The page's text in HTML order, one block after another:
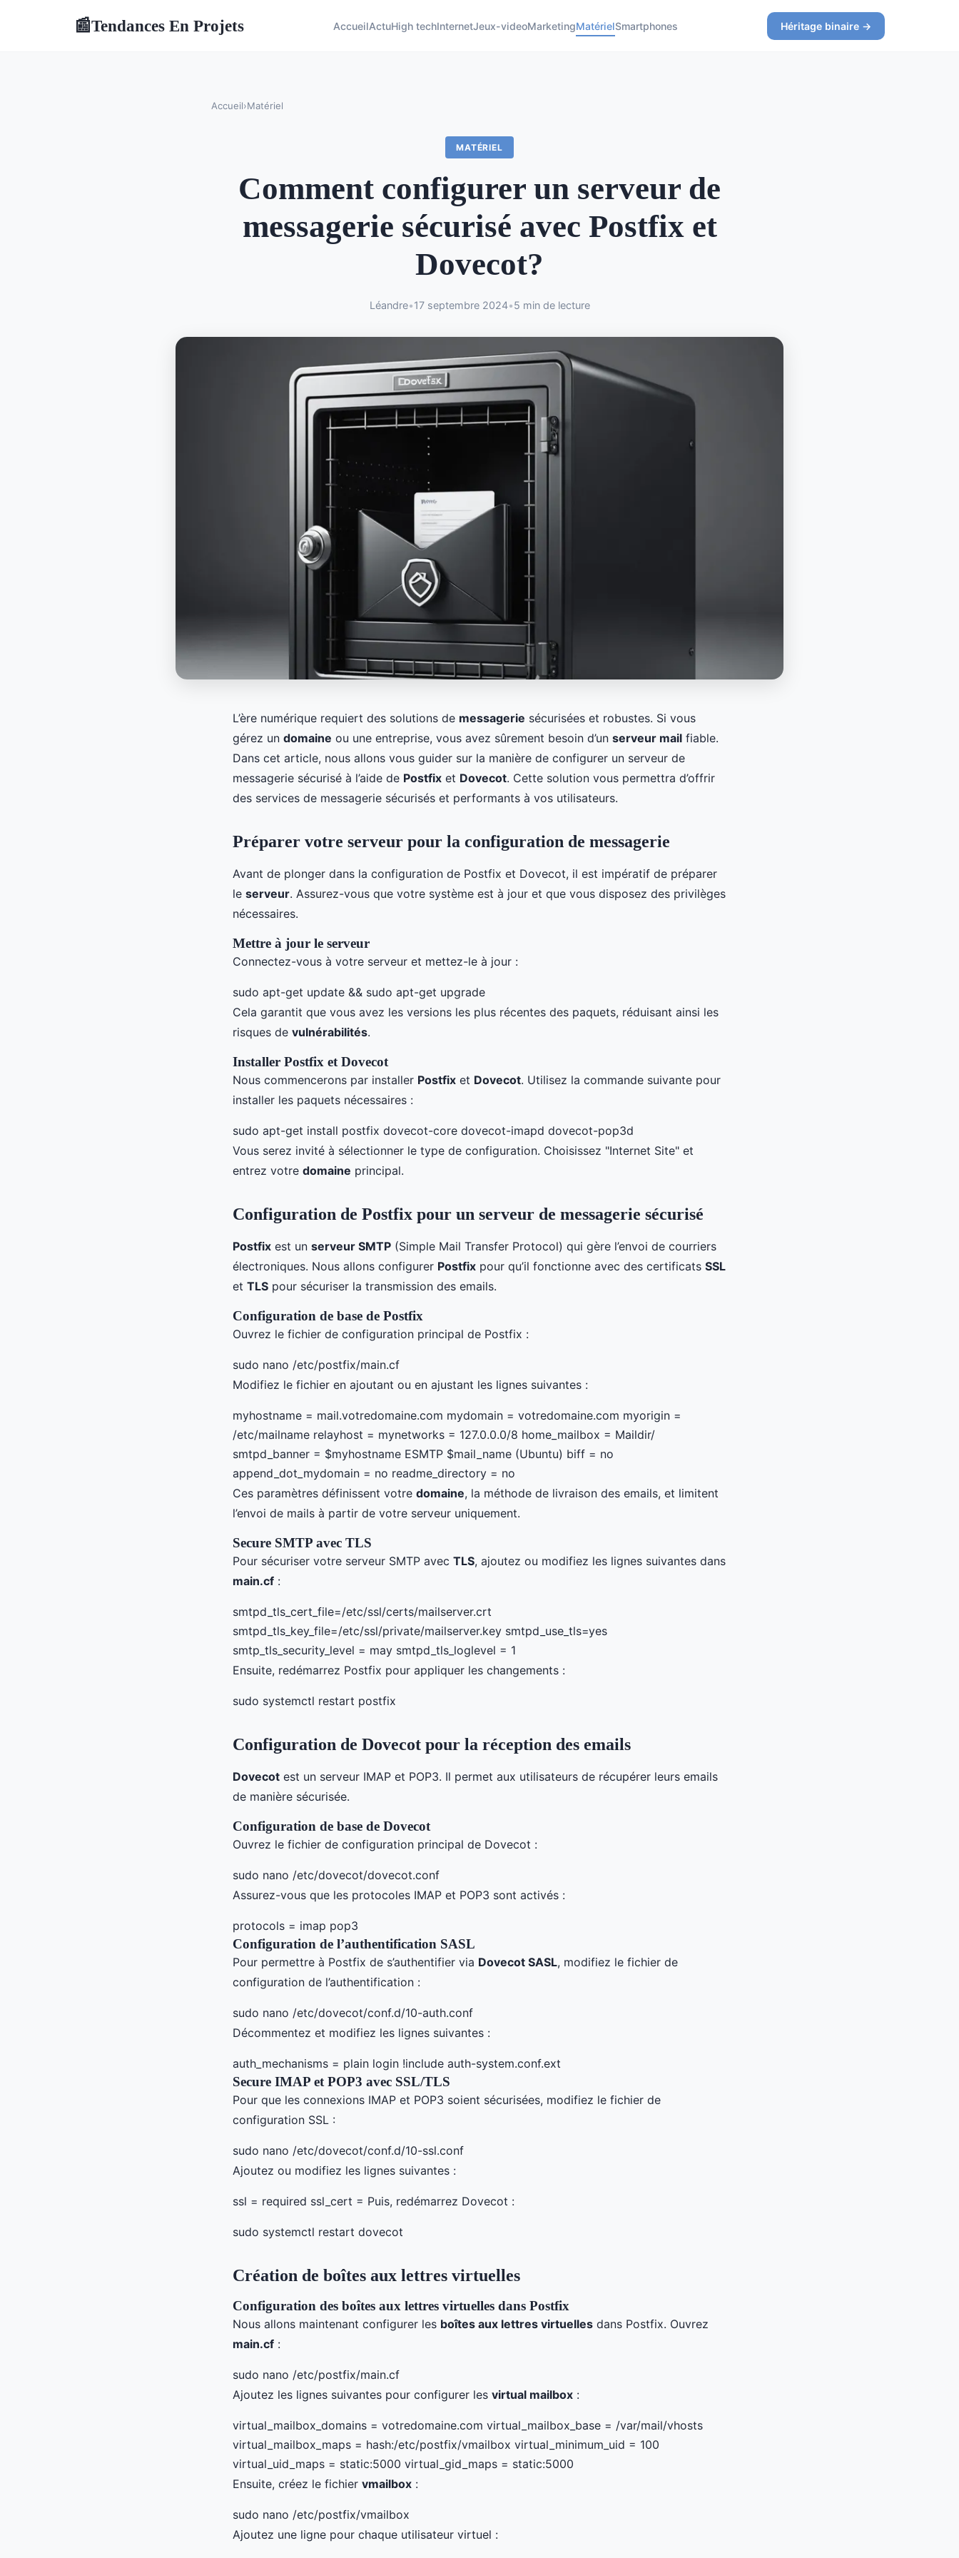
📰Tendances En Projets AccueilActuHigh techInternetJeux-videoMarketingMatérielSmartphones Héritage binaire →
Accueil›Matériel
MATÉRIEL
Comment configurer un serveur de
messagerie sécurisé avec Postfix et
Dovecot?
Léandre•17 septembre 2024•5 min de lecture
L’ère numérique requiert des solutions de messagerie sécurisées et robustes. Si vous
gérez un domaine ou une entreprise, vous avez sûrement besoin d’un serveur mail fiable.
Dans cet article, nous allons vous guider sur la manière de configurer un serveur de
messagerie sécurisé à l’aide de Postfix et Dovecot. Cette solution vous permettra d’offrir
des services de messagerie sécurisés et performants à vos utilisateurs.
Préparer votre serveur pour la configuration de messagerie
Avant de plonger dans la configuration de Postfix et Dovecot, il est impératif de préparer
le serveur. Assurez-vous que votre système est à jour et que vous disposez des privilèges
nécessaires.
Mettre à jour le serveur
Connectez-vous à votre serveur et mettez-le à jour :
sudo apt-get update && sudo apt-get upgrade
Cela garantit que vous avez les versions les plus récentes des paquets, réduisant ainsi les
risques de vulnérabilités.
Installer Postfix et Dovecot
Nous commencerons par installer Postfix et Dovecot. Utilisez la commande suivante pour
installer les paquets nécessaires :
sudo apt-get install postfix dovecot-core dovecot-imapd dovecot-pop3d
Vous serez invité à sélectionner le type de configuration. Choisissez "Internet Site" et
entrez votre domaine principal.
Configuration de Postfix pour un serveur de messagerie sécurisé
Postfix est un serveur SMTP (Simple Mail Transfer Protocol) qui gère l’envoi de courriers
électroniques. Nous allons configurer Postfix pour qu’il fonctionne avec des certificats SSL
et TLS pour sécuriser la transmission des emails.
Configuration de base de Postfix
Ouvrez le fichier de configuration principal de Postfix :
sudo nano /etc/postfix/main.cf
Modifiez le fichier en ajoutant ou en ajustant les lignes suivantes :
myhostname = mail.votredomaine.com mydomain = votredomaine.com myorigin =
/etc/mailname relayhost = mynetworks = 127.0.0.0/8 home_mailbox = Maildir/
smtpd_banner = $myhostname ESMTP $mail_name (Ubuntu) biff = no
append_dot_mydomain = no readme_directory = no
Ces paramètres définissent votre domaine, la méthode de livraison des emails, et limitent
l’envoi de mails à partir de votre serveur uniquement.
Secure SMTP avec TLS
Pour sécuriser votre serveur SMTP avec TLS, ajoutez ou modifiez les lignes suivantes dans
main.cf :
smtpd_tls_cert_file=/etc/ssl/certs/mailserver.crt
smtpd_tls_key_file=/etc/ssl/private/mailserver.key smtpd_use_tls=yes
smtp_tls_security_level = may smtpd_tls_loglevel = 1
Ensuite, redémarrez Postfix pour appliquer les changements :
sudo systemctl restart postfix
Configuration de Dovecot pour la réception des emails
Dovecot est un serveur IMAP et POP3. Il permet aux utilisateurs de récupérer leurs emails
de manière sécurisée.
Configuration de base de Dovecot
Ouvrez le fichier de configuration principal de Dovecot :
sudo nano /etc/dovecot/dovecot.conf
Assurez-vous que les protocoles IMAP et POP3 sont activés :
protocols = imap pop3
Configuration de l’authentification SASL
Pour permettre à Postfix de s’authentifier via Dovecot SASL, modifiez le fichier de
configuration de l’authentification :
sudo nano /etc/dovecot/conf.d/10-auth.conf
Décommentez et modifiez les lignes suivantes :
auth_mechanisms = plain login !include auth-system.conf.ext
Secure IMAP et POP3 avec SSL/TLS
Pour que les connexions IMAP et POP3 soient sécurisées, modifiez le fichier de
configuration SSL :
sudo nano /etc/dovecot/conf.d/10-ssl.conf
Ajoutez ou modifiez les lignes suivantes :
ssl = required ssl_cert = Puis, redémarrez Dovecot :
sudo systemctl restart dovecot
Création de boîtes aux lettres virtuelles
Configuration des boîtes aux lettres virtuelles dans Postfix
Nous allons maintenant configurer les boîtes aux lettres virtuelles dans Postfix. Ouvrez
main.cf :
sudo nano /etc/postfix/main.cf
Ajoutez les lignes suivantes pour configurer les virtual mailbox :
virtual_mailbox_domains = votredomaine.com virtual_mailbox_base = /var/mail/vhosts
virtual_mailbox_maps = hash:/etc/postfix/vmailbox virtual_minimum_uid = 100
virtual_uid_maps = static:5000 virtual_gid_maps = static:5000
Ensuite, créez le fichier vmailbox :
sudo nano /etc/postfix/vmailbox
Ajoutez une ligne pour chaque utilisateur virtuel :